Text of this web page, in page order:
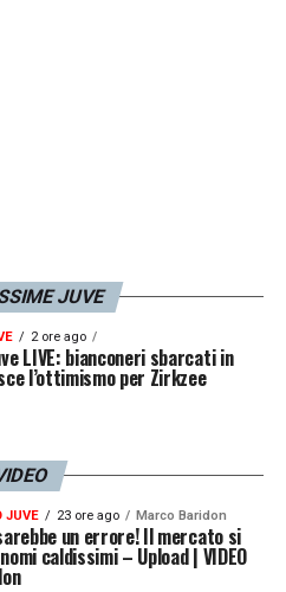
TOP NEWS
JUVE
2 ore ago
LIVE: bianconeri sbarcati in
l’ottimismo per Zirkzee
JUVE 23 ore ago Marco Baridon
un errore! Il mercato si
caldissimi – Upload | VIDEO